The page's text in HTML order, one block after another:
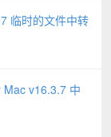
临时的文件中转
v16.3.7 中